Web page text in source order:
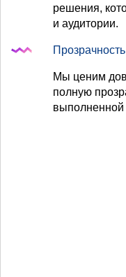
решения,
и аудитории.
Мы ценим
полную
выполненной